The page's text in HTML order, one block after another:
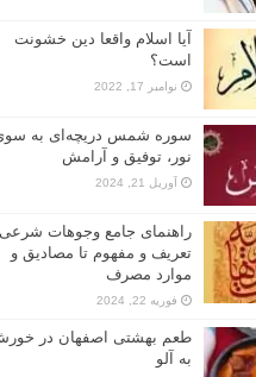
آیا اسلام واقعا دین خشونت
است؟
نوامبر 17, 2022
سوره شمس دریچه‌ای به
نور، توفیق و آرامش
آوریل 21, 2024
راهنمای جامع وجوهات
تعریف و مفهوم تا مصادیق و
موارد مصرف
فوریه 22, 2024
طعم بهشتی اصفهان در
به آلو